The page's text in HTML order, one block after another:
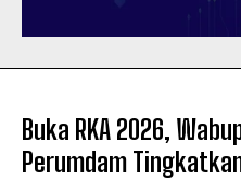
Buka RKA 2026,
Perumdam